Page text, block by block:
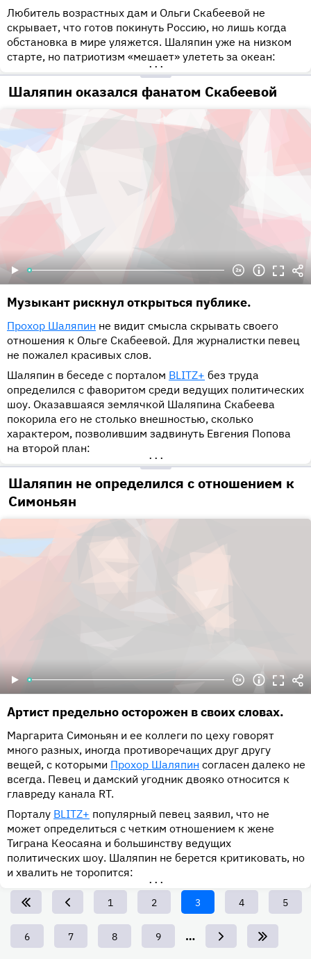
Любитель возрастных дам и Ольги Скабеевой не
скрывает, что готов покинуть Россию, но лишь когда
обстановка в мире уляжется. Шаляпин уже на низком
старте, но патриотизм «мешает» улететь за океан:
•••
Шаляпин оказался фанатом Скабеевой
Музыкант рискнул открыться публике.
Прохор Шаляпин не видит смысла скрывать своего
отношения к Ольге Скабеевой. Для журналистки певец
не пожалел красивых слов.
Шаляпин в беседе с порталом BLITZ+ без труда
определился с фаворитом среди ведущих политических
шоу. Оказавшаяся землячкой Шаляпина Скабеева
покорила его не столько внешностью, сколько
характером, позволившим задвинуть Евгения Попова
на второй план:
•••
Шаляпин не определился с отношением к
Симоньян
Артист предельно осторожен в своих словах.
Маргарита Симоньян и ее коллеги по цеху говорят
много разных, иногда противоречащих друг другу
вещей, с которыми Прохор Шаляпин согласен далеко не
всегда. Певец и дамский угодник двояко относится к
главреду канала RT.
Порталу BLITZ+ популярный певец заявил, что не
может определиться с четким отношением к жене
Тиграна Кеосаяна и большинству ведущих
политических шоу. Шаляпин не берется критиковать, но
и хвалить не торопится:
•••
Page
1 Page
2 Текущая
страница
3 Page
4 Page
5
Page
6 Page
7 Page
8 Page
9 …